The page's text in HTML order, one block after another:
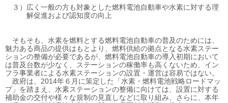
広く一般の方も対象とした燃料電池自動車や水素に対する理
解促進および認知度の向上
そもそも、水素を燃料とする燃料電池自動車の普及のためには、
魅力ある商品の提供はもとより、燃料供給の拠点となる水素ステー
ションの整備が必要であるが、燃料電池自動車の導入初期において
は普及台数が少なく、ステーションの稼働率も高くないため、イン
フラ事業者による水素ステーションの設置・運営は容易ではない。
政府は、2014年６月に策定した「水素・燃料電池戦略ロードマッ
プ」を踏まえ、水素ステーションの整備に向けては、設置に対する
補助金の交付や様々な規制の見直しなどに取り組み、さらに、本年